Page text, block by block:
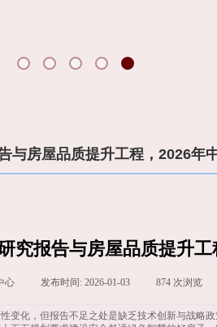
与房屋品质提升工程，2026年
究报告与房屋品质提升
心 发布时间: 2026-01-03 874 次浏览
变化，但报告不足之处是缺乏技术创新与战